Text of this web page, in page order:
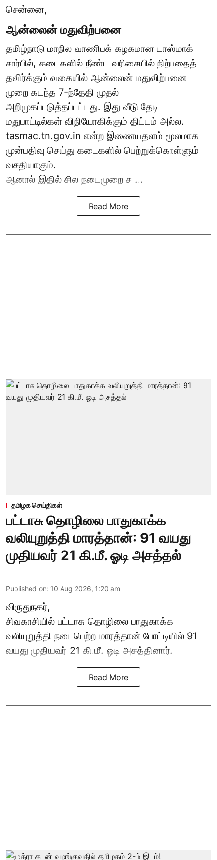
சென்னை,
ஆன்லைன் மதுவிற்பனை
தமிழ்நாடு மாநில வாணிபக் கழகமான டாஸ்மாக்
சார்பில், கடைகளில் நீண்ட வரிசையில் நிற்பதைத்
தவிர்க்கும் வகையில் ஆன்லைன் மதுவிற்பனை
முறை கடந்த 7-ந்தேதி முதல்
அறிமுகப்படுத்தப்பட்டது. இது வீடு தேடி
மதுபாட்டில்கள் விநியோகிக்கும் திட்டம் அல்ல.
tasmac.tn.gov.in என்ற இணையதளம் மூலமாக
முன்பதிவு செய்து கடைகளில் பெற்றுக்கொள்ளும்
வசதியாகும்.
ஆனால் இதில் சில நடைமுறை ச ...
Read More
தமிழக செய்திகள்
பட்டாசு தொழிலை பாதுகாக்க
வலியுறுத்தி மாரத்தான்: 91 வயது
முதியவர் 21 கி.மீ. ஓடி அசத்தல்
Published on: 10 Aug 2026, 1:20 am
விருதுநகர்,
சிவகாசியில் பட்டாசு தொழிலை பாதுகாக்க
வலியுறுத்தி நடைபெற்ற மாரத்தான் போட்டியில் 91
வயது முதியவர் 21 கி.மீ. ஓடி அசத்தினார்.
Read More